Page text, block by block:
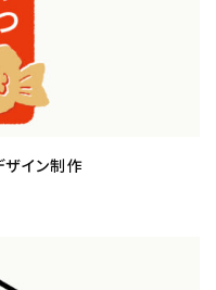
イン制作